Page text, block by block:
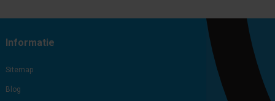
Informatie
Sitemap
Blog